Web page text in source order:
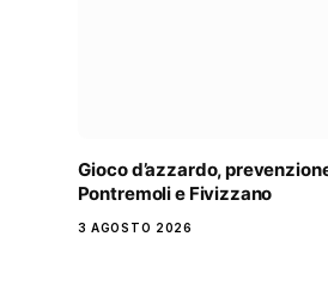
Gioco d’azzardo,
Pontremoli e Fivizzano
3 AGOSTO 2026